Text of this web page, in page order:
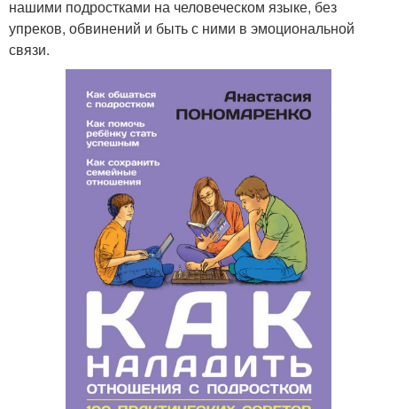
нашими подростками на человеческом языке, без
упреков, обвинений и быть с ними в эмоциональной
связи.